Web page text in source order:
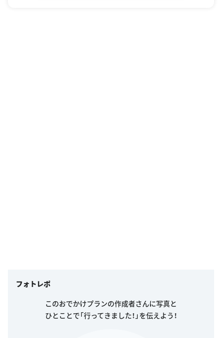
フォトレポ
このおでかけプランの作成者さんに写真と
ひとことで「行ってきました！」を伝えよう！